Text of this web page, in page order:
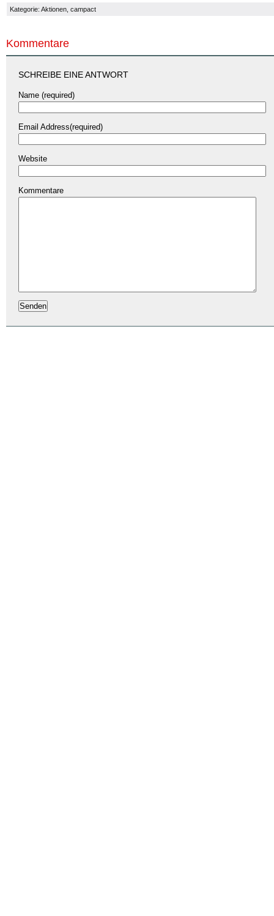
Kategorie: Aktionen campact
Kommentare
SCHREIBE EINE ANTWORT
Name (required)
Email Address(required)
Website
Kommentare